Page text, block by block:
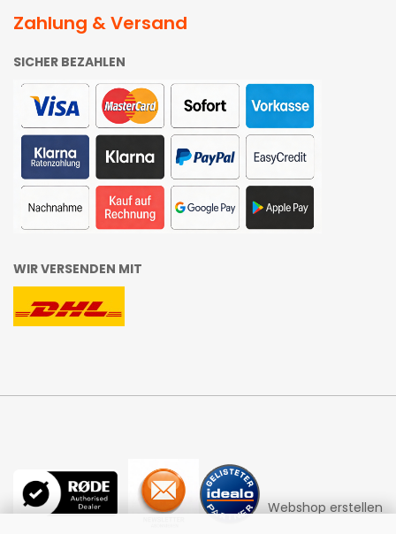
Zahlung & Versand
SICHER BEZAHLEN
WIR VERSENDEN MIT
Webshop erstellen